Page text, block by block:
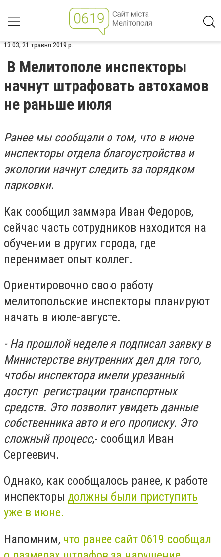
13:03, 21 травня 2019 р.
В Мелитополе инспекторы
начнут штрафовать автохамов
не раньше июля
Ранее мы сообщали о том, что в июне
инспекторы отдела благоустройства и
экологии начнут следить за порядком
парковки.
Как сообщил заммэра Иван Федоров,
сейчас часть сотрудников находится на
обучении в других города, где
перенимает опыт коллег.
Ориентировочно свою работу
мелитопольские инспекторы планируют
начать в июле-августе.
- На прошлой неделе я подписал заявку в
Министерстве внутренних дел для того,
чтобы инспектора имели урезанный
доступ регистрации транспортных
средств. Это позволит увидеть данные
собственника авто и его прописку. Это
сложный процесс,- сообщил Иван
Сергеевич.
Однако, как сообщалось ранее, к работе
инспекторы должны были приступить
уже в июне.
Напомним, что ранее сайт 0619 сообщал